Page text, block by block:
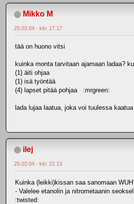
Mikko M
25.03.04 - klo: 17.17
tää on huono vitsi
kuinka monta tarvitaan ajamaan ladaa?
(1) äiti ohjaa
(1) isä työntää
(4) lapset pitää pohjaa :mrgreen:
lada lujaa laatua, joka voi tuulessa
ilej
25.03.04 - klo: 22.13
Kuinka (leikki)kissan saa sanomaan
- Valelee etanolin ja nitrometaanin
:twisted: